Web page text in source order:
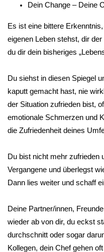
Dein Change – Deine
Es ist eine bittere
eigenen Leben stehst, dir
du dir dein bisheriges
Du siehst in diesen Spiegel
kaputt gemacht hast, nie
der Situation zufrieden bist,
emotionale Schmerzen und
die Zufriedenheit deines
Du bist nicht mehr zufrieden
Vergangene und überlegst
Dann lies weiter und schaff
Deine Partner/innen,
wieder ab von dir, du eckst
durchschnitt oder sogar
Kollegen, dein Chef gehen